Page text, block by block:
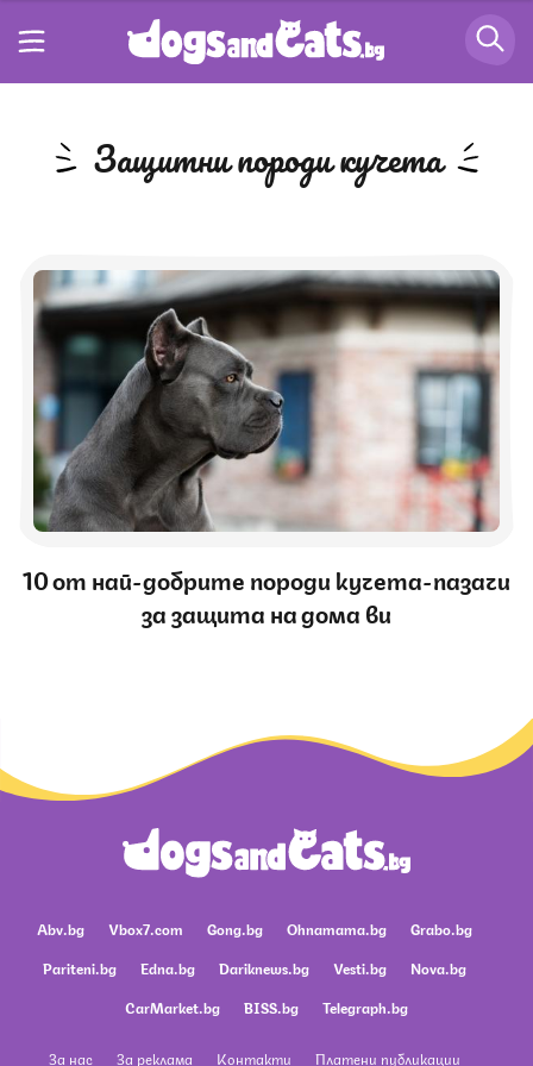
защитни породи кучета
10 от най-добрите породи кучета-пазачи
за защита на дома ви
Abv.bg Vbox7.com Gong.bg Ohnamama.bg
Grabo.bg
Pariteni.bg
Edna.bg Dariknews.bg Vesti.bg
Nova.bg
CarMarket.bg
BISS.bg Telegraph.bg
За нас За реклама Контакти Платени публикации